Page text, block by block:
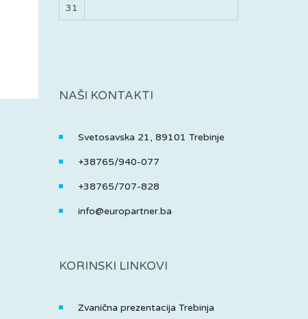
31
NAŠI KONTAKTI
Svetosavska 21, 89101 Trebinje
+38765/940-077
+38765/707-828
info@europartner.ba
KORINSKI LINKOVI
Zvanična prezentacija Trebinja